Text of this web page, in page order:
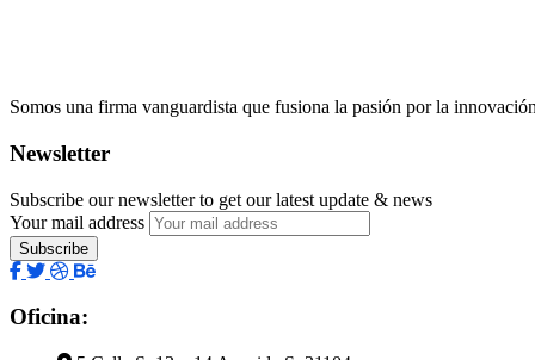
Somos una firma vanguardista que fusiona la pasión por la
Newsletter
Subscribe our newsletter to get our latest update & news
Your mail address
Oficina: